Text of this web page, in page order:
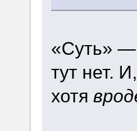
«Суть» —
тут нет.
хотя